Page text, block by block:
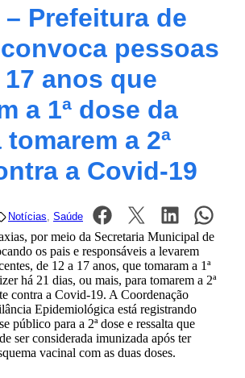
– Prefeitura de
pessoas
17 anos que
a 1ª dose da
tomarem a 2ª
a Covid-19
Notícias, Saúde
por meio da Secretaria Municipal de
os pais e responsáveis a levarem
de 12 a 17 anos, que tomaram a 1ª
há 21 dias, ou mais, para tomarem a 2ª
contra a Covid-19. A Coordenação
Epidemiológica está registrando
público para a 2ª dose e ressalta que
ser considerada imunizada após ter
vacinal com as duas doses.